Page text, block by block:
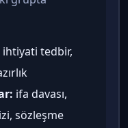
ihtiyati tedbir,
ifa davası,
sözleşme